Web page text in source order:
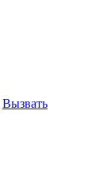
Вызвать